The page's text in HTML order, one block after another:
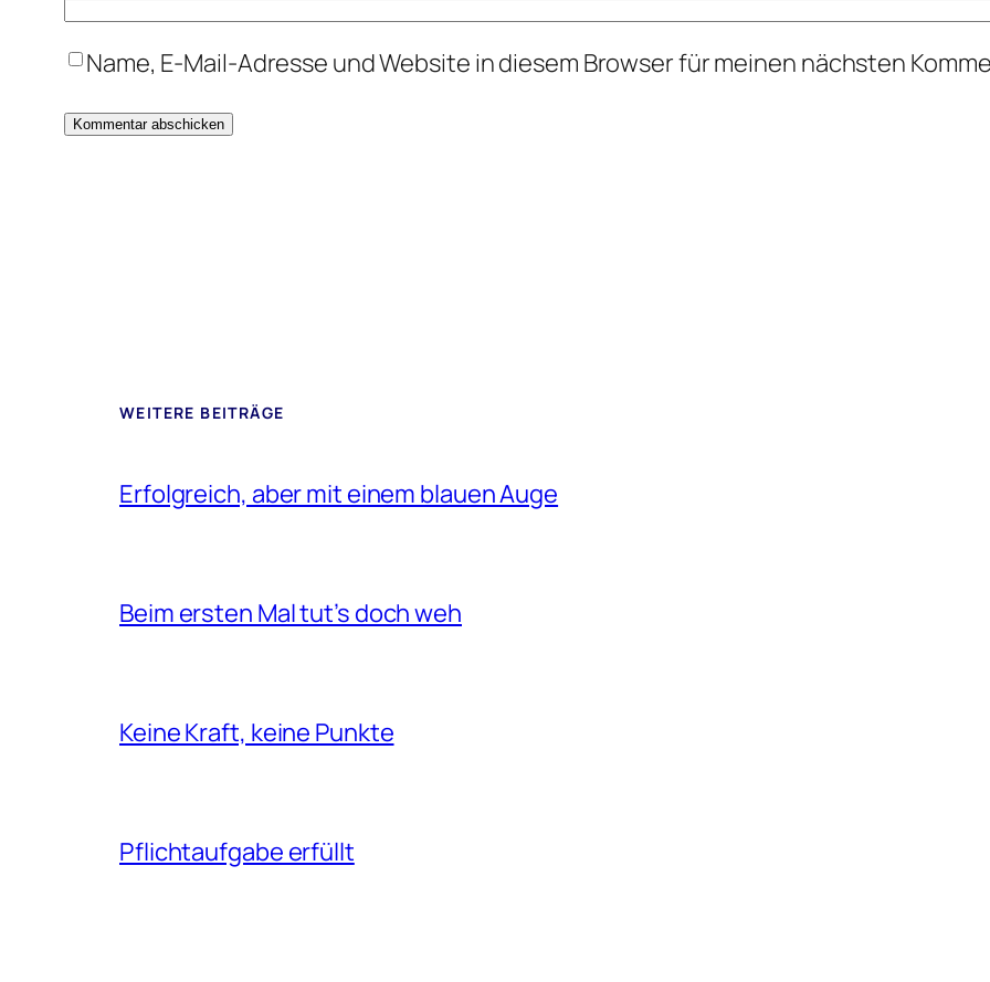
Name, E-Mail-Adresse und Website in diesem Browser für meinen nächsten
WEITERE BEITRÄGE
Erfolgreich, aber mit einem blauen Auge
Beim ersten Mal tut’s doch weh
Keine Kraft, keine Punkte
Pflichtaufgabe erfüllt